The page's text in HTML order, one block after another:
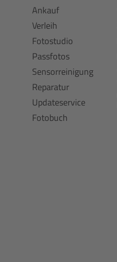
Ankauf
Verleih
Fotostudio
Passfotos
Sensorreinigung
Reparatur
Updateservice
Fotobuch